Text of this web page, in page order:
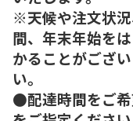
※天候や注文状
間、年末年始を
かることがござ
い。
●配達時間をご